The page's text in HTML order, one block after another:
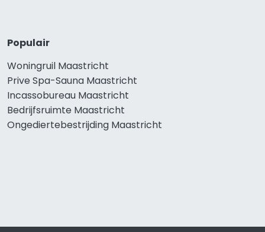
Populair
Woningruil Maastricht
Prive Spa-Sauna Maastricht
Incassobureau Maastricht
Bedrijfsruimte Maastricht
Ongediertebestrijding Maastricht